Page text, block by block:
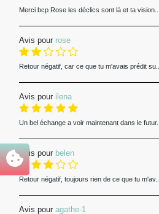
Merci bcp Rose les déclics sont là et ta vision...
Avis pour rose
Retour négatif, car ce que tu m'avais prédit su...
Avis pour ilena
Un bel échange a voir maintenant dans le futur...
Avis pour belen
Retour négatif, toujours rien de ce que tu m'av...
Avis pour agathe-1